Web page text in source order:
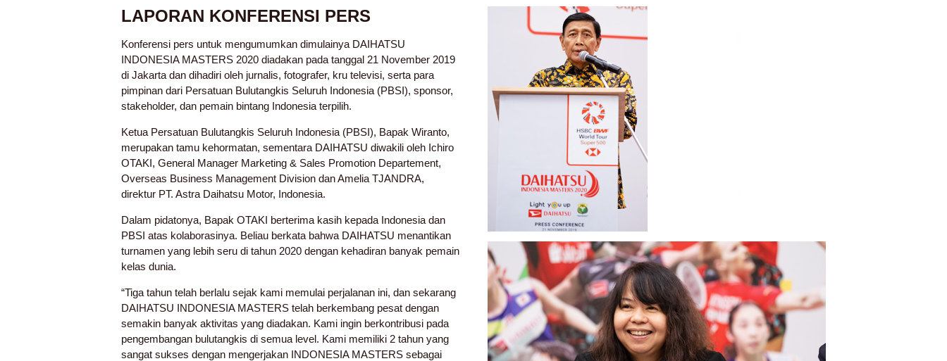
LAPORAN KONFERENSI PERS
Konferensi pers untuk mengumumkan dimulainya DAIHATSU
INDONESIA MASTERS 2020 diadakan pada tanggal 21 November 2019
di Jakarta dan dihadiri oleh jurnalis, fotografer, kru televisi, serta para
pimpinan dari Persatuan Bulutangkis Seluruh Indonesia (PBSI), sponsor,
stakeholder, dan pemain bintang Indonesia terpilih.
Ketua Persatuan Bulutangkis Seluruh Indonesia (PBSI), Bapak Wiranto,
merupakan tamu kehormatan, sementara DAIHATSU diwakili oleh Ichiro
OTAKI, General Manager Marketing & Sales Promotion Departement,
Overseas Business Management Division dan Amelia TJANDRA,
direktur PT. Astra Daihatsu Motor, Indonesia.
Dalam pidatonya, Bapak OTAKI berterima kasih kepada Indonesia dan
PBSI atas kolaborasinya. Beliau berkata bahwa DAIHATSU menantikan
turnamen yang lebih seru di tahun 2020 dengan kehadiran banyak pemain
kelas dunia.
“Tiga tahun telah berlalu sejak kami memulai perjalanan ini, dan sekarang
DAIHATSU INDONESIA MASTERS telah berkembang pesat dengan
semakin banyak aktivitas yang diadakan. Kami ingin berkontribusi pada
pengembangan bulutangkis di semua level. Kami memiliki 2 tahun yang
sangat sukses dengan mengerjakan INDONESIA MASTERS sebagai